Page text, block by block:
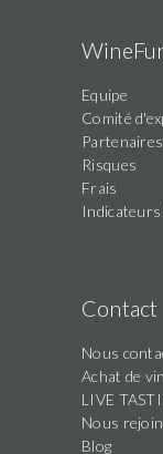
Equipe
Comité
Partenaires
Risques
Frais
Indicateurs
Contact
Nous
Achat de
LIVE
Nous
Blog